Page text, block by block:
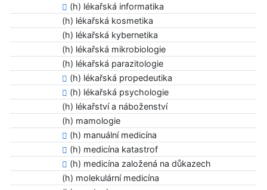
(h) lékařská informatika
(h) lékařská kosmetika
(h) lékařská kybernetika
(h) lékařská mikrobiologie
(h) lékařská parazitologie
(h) lékařská propedeutika
(h) lékařská psychologie
(h) lékařství a náboženství
(h) mamologie
(h) manuální medicína
(h) medicína katastrof
(h) medicína založená na důkazech
(h) molekulární medicína